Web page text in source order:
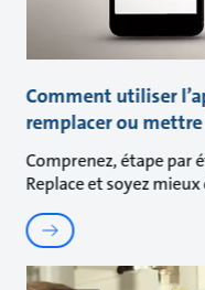
Comment utiliser
remplacer ou
Comprenez, étape par
Replace et soyez